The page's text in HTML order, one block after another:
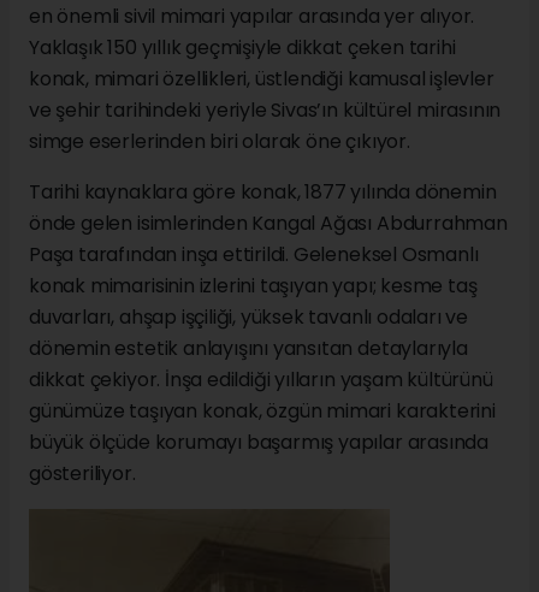
en önemli sivil mimari yapılar arasında yer alıyor.
Yaklaşık 150 yıllık geçmişiyle dikkat çeken tarihi
konak, mimari özellikleri, üstlendiği kamusal işlevler
ve şehir tarihindeki yeriyle Sivas’ın kültürel mirasının
simge eserlerinden biri olarak öne çıkıyor.
Tarihi kaynaklara göre konak, 1877 yılında dönemin
önde gelen isimlerinden Kangal Ağası Abdurrahman
Paşa tarafından inşa ettirildi. Geleneksel Osmanlı
konak mimarisinin izlerini taşıyan yapı; kesme taş
duvarları, ahşap işçiliği, yüksek tavanlı odaları ve
dönemin estetik anlayışını yansıtan detaylarıyla
dikkat çekiyor. İnşa edildiği yılların yaşam kültürünü
günümüze taşıyan konak, özgün mimari karakterini
büyük ölçüde korumayı başarmış yapılar arasında
gösteriliyor.